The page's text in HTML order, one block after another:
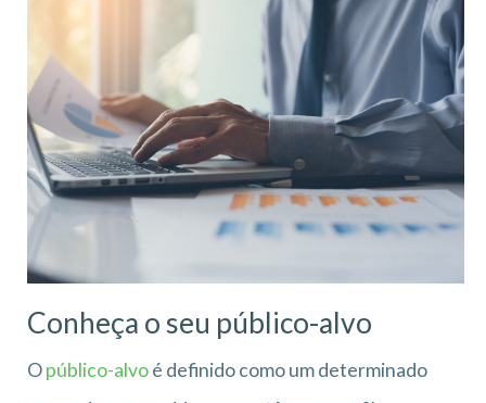
Conheça o seu público-alvo
Opúblico-alvoé definido como um determinado